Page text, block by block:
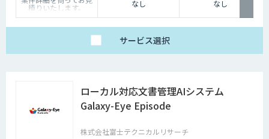
積りいたします。 なし なし
サービス選択
ローカル対応文書管理AIシステム
Galaxy-Eye Episode
株式会社富士テクニカルリサーチ